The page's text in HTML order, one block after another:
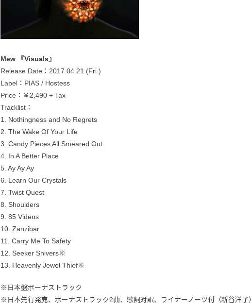
Mew 『Visuals』
Release Date：2017.04.21 (Fri.)
Label：PIAS / Hostess
Price：￥2,490 + Tax
Tracklist：
1. Nothingness and No Regrets
2. The Wake Of Your Life
3. Candy Pieces All Smeared Out
4. In A Better Place
5. Ay Ay Ay
6. Learn Our Crystals
7. Twist Quest
8. Shoulders
9. 85 Videos
10. Zanzibar
11. Carry Me To Safety
12. Seeker Shivers※
13. Heavenly Jewel Thief※
※日本盤ボーナストラック
※日本先行発売、ボーナストラック2曲、歌詞対訳、ライナーノーツ付（新谷洋子）